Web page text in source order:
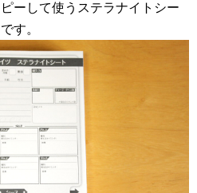
ーして使うステラナイトシー
す。